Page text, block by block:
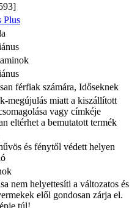
Plus
férfiak számára, Időseknek
megújulás miatt a kiszállított
vagy címkéje
eltérhet a bemutatott termék
és fénytől védett helyen
nem helyettesíti a változatos és
elől gondosan zárja el.
túl!